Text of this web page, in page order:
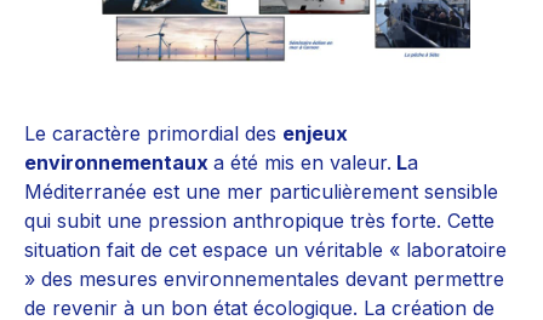
Le caractère primordial des enjeux
environnementaux a été mis en valeur. La
Méditerranée est une mer particulièrement sensible
qui subit une pression anthropique très forte. Cette
situation fait de cet espace un véritable « laboratoire
» des mesures environnementales devant permettre
de revenir à un bon état écologique. La création de